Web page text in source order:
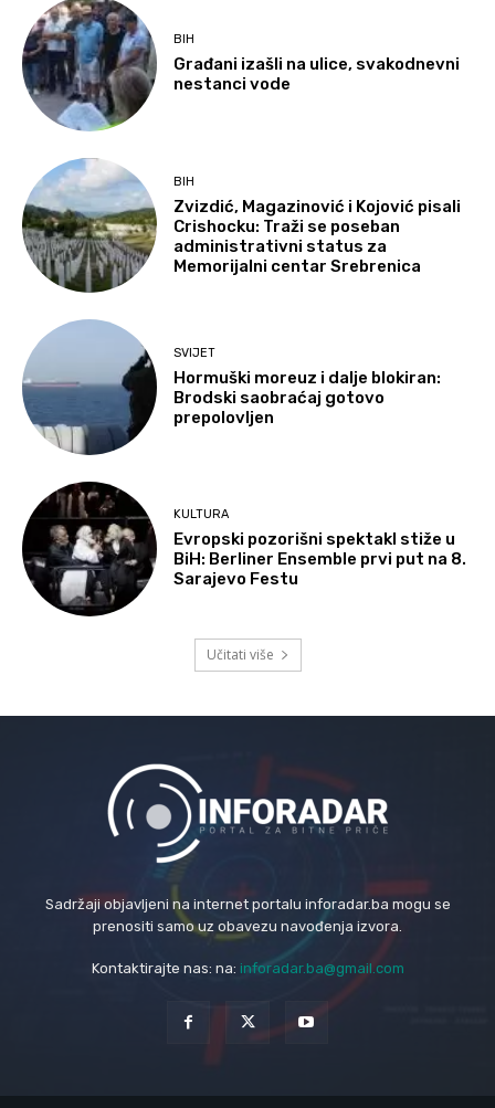
BIH
Građani izašli na ulice, svakodnevni
nestanci vode
BIH
Zvizdić, Magazinović i Kojović pisali
Crishocku: Traži se poseban
administrativni status za
Memorijalni centar Srebrenica
SVIJET
Hormuški moreuz i dalje blokiran:
Brodski saobraćaj gotovo
prepolovljen
KULTURA
Evropski pozorišni spektakl stiže u
BiH: Berliner Ensemble prvi put na 8.
Sarajevo Festu
Učitati više
Sadržaji objavljeni na internet portalu inforadar.ba mogu se
prenositi samo uz obavezu navođenja izvora.
Kontaktirajte nas: na: inforadar.ba@gmail.com